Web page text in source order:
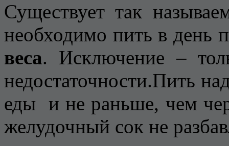
Существует так
необходимо пить в день
веса. Исключение –
недостаточности.Пить
еды и не раньше, чем
желудочный сок не